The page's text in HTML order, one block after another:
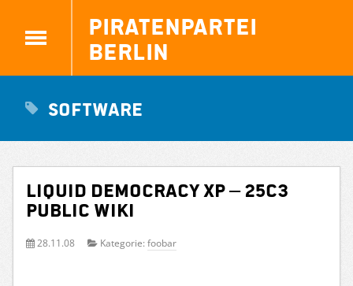
Piratenpartei
Berlin
software
Liquid Democracy XP – 25C3
Public Wiki
28.11.08 Kategorie: foobar